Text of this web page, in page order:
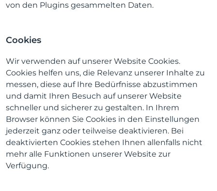
von den Plugins gesammelten Daten.
Cookies
Wir verwenden auf unserer Website Cookies.
Cookies helfen uns, die Relevanz unserer Inhalte zu
messen, diese auf Ihre Bedürfnisse abzustimmen
und damit Ihren Besuch auf unserer Website
schneller und sicherer zu gestalten. In Ihrem
Browser können Sie Cookies in den Einstellungen
jederzeit ganz oder teilweise deaktivieren. Bei
deaktivierten Cookies stehen Ihnen allenfalls nicht
mehr alle Funktionen unserer Website zur
Verfügung.